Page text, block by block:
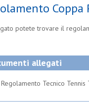
potete trovare il
allegati
Regolamento Tecnico Tennis